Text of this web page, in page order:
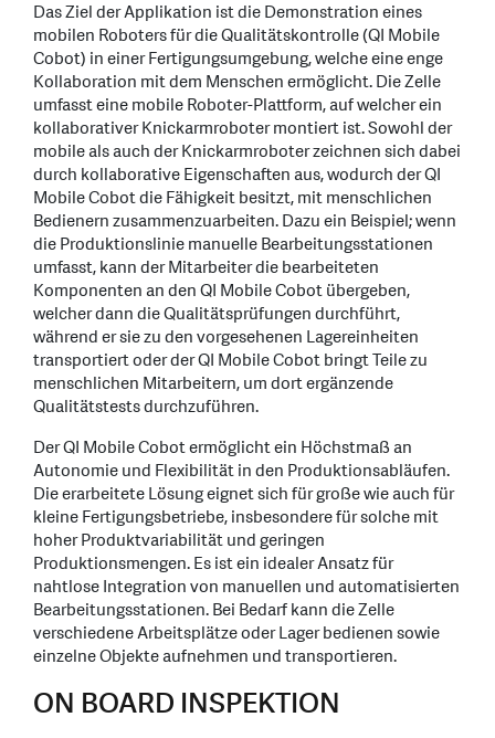
Das Ziel der Applikation ist die Demonstration eines
mobilen Roboters für die Qualitätskontrolle (QI Mobile
Cobot) in einer Fertigungsumgebung, welche eine enge
Kollaboration mit dem Menschen ermöglicht. Die Zelle
umfasst eine mobile Roboter-Plattform, auf welcher ein
kollaborativer Knickarmroboter montiert ist. Sowohl der
mobile als auch der Knickarmroboter zeichnen sich dabei
durch kollaborative Eigenschaften aus, wodurch der QI
Mobile Cobot die Fähigkeit besitzt, mit menschlichen
Bedienern zusammenzuarbeiten. Dazu ein Beispiel; wenn
die Produktionslinie manuelle Bearbeitungsstationen
umfasst, kann der Mitarbeiter die bearbeiteten
Komponenten an den QI Mobile Cobot übergeben,
welcher dann die Qualitätsprüfungen durchführt,
während er sie zu den vorgesehenen Lagereinheiten
transportiert oder der QI Mobile Cobot bringt Teile zu
menschlichen Mitarbeitern, um dort ergänzende
Qualitätstests durchzuführen.
Der QI Mobile Cobot ermöglicht ein Höchstmaß an
Autonomie und Flexibilität in den Produktionsabläufen.
Die erarbeitete Lösung eignet sich für große wie auch für
kleine Fertigungsbetriebe, insbesondere für solche mit
hoher Produktvariabilität und geringen
Produktionsmengen. Es ist ein idealer Ansatz für
nahtlose Integration von manuellen und automatisierten
Bearbeitungsstationen. Bei Bedarf kann die Zelle
verschiedene Arbeitsplätze oder Lager bedienen sowie
einzelne Objekte aufnehmen und transportieren.
ON BOARD INSPEKTION